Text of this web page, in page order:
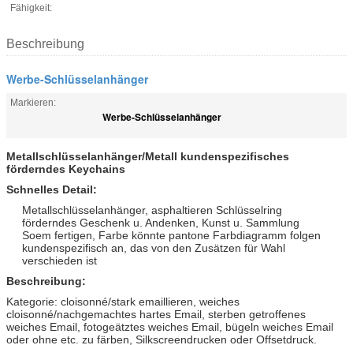
Fähigkeit:
Beschreibung
Werbe-Schlüsselanhänger
Markieren:
Werbe-Schlüsselanhänger
Metallschlüsselanhänger/Metall kundenspezifisches
förderndes Keychains
Schnelles Detail:
Metallschlüsselanhänger, asphaltieren Schlüsselring
förderndes Geschenk u. Andenken, Kunst u. Sammlung
Soem fertigen, Farbe könnte pantone Farbdiagramm folgen
kundenspezifisch an, das von den Zusätzen für Wahl
verschieden ist
Beschreibung:
Kategorie: cloisonné/stark emaillieren, weiches
cloisonné/nachgemachtes hartes Email, sterben getroffenes
weiches Email, fotogeätztes weiches Email, bügeln weiches Email
oder ohne etc. zu färben, Silkscreendrucken oder Offsetdruck.